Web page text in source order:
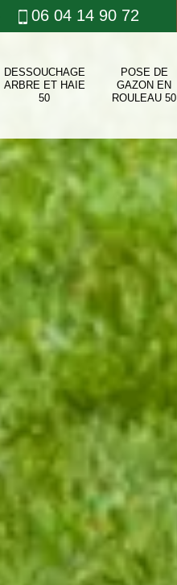
06 04 14 90 72
DESSOUCHAGE
ARBRE ET HAIE
50
POSE DE
GAZON EN
ROULEAU 50